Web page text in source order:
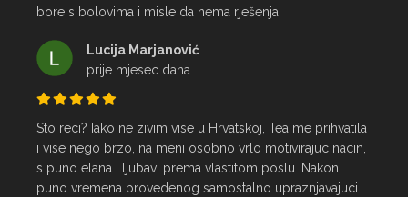
bore s bolovima i misle da nema rješenja.
Lucija Marjanović
prije mjesec dana
Sto reci? Iako ne zivim vise u Hrvatskoj, Tea me prihvatila
i vise nego brzo, na meni osobno vrlo motivirajuc nacin,
s puno elana i ljubavi prema vlastitom poslu. Nakon
puno vremena provedenog samostalno upraznjavajuci